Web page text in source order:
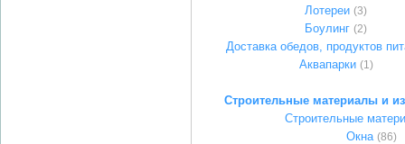
Лотереи (3)
Боулинг (2)
Доставка обедов, продуктов
Аквапарки (1)
Строительные материалы и
Строительные
Окна (86)